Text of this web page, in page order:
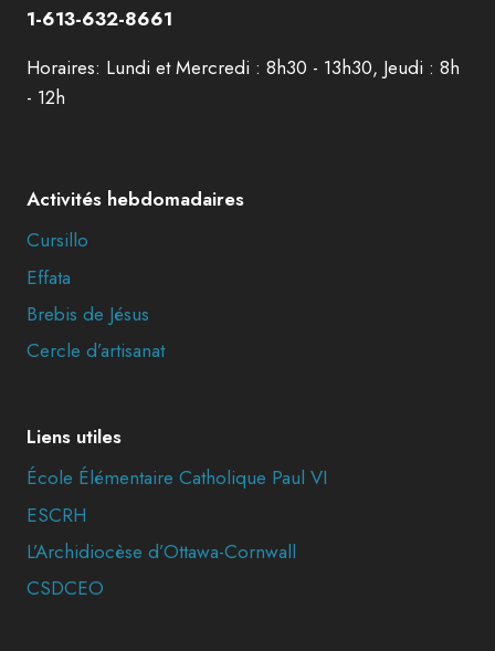
1-613-632-8661
Horaires: Lundi et Mercredi : 8h30 - 13h30, Jeudi : 8h
- 12h
Activités hebdomadaires
Cursillo
Effata
Brebis de Jésus
Cercle d’artisanat
Liens utiles
École Élémentaire Catholique Paul VI
ESCRH
L’Archidiocèse d’Ottawa-Cornwall
CSDCEO